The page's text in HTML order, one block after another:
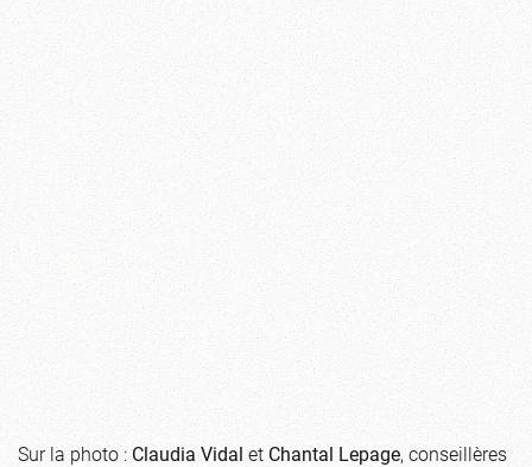
Sur la photo :Claudia VidaletChantal Lepage, conseillères